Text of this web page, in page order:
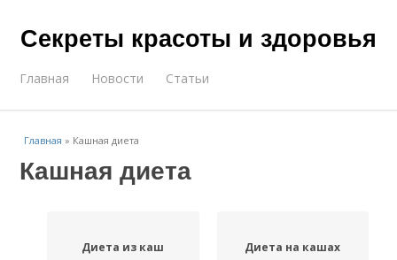
Секреты красоты и здоровья
Главная Новости Статьи
Главная » Кашная диета
Кашная диета
Диета из каш Диета на кашах